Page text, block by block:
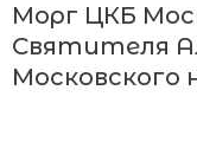
Морг ЦКБ
Святителя
Московского